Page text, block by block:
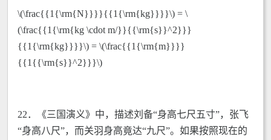
\(\frac{{1{\rm{N}}}}{{1{\rm{kg}}}}\) = \
(\frac{{1{\rm{kg \cdot m/}}{{\rm{s}}^2}}}
{{1{\rm{kg}}}}\) = \(\frac{{1{\rm{m}}}}
{{1{{\rm{s}}^2}}}\)
22．《三国演义》中，描述刘备“身高七尺五寸”，张飞
“身高八尺”，而关羽身高竟达“九尺”。如果按照现在的